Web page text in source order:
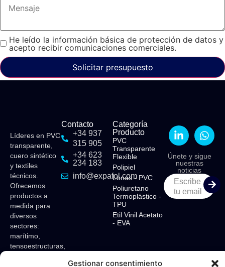
Gestionar consentimiento
He leído la información básica de protección de datos y
acepto recibir comunicaciones comerciales.
Solicitar presupuesto
Líderes en PVC
transparente,
cuero sintético
y textiles
técnicos.
Ofrecemos
productos a
medida para
diversos
sectores:
marítimo,
tensoestructuras,
Contacto
+34 937
315 905
+34 623
234 183
info@expafol.com
Categoría
Producto
PVC
Transparente
Flexible​
Polipiel​
Lonas - PVC​
Poliuretano
Termoplástico -
TPU​
Etil Vinil Acetato
- EVA​
Únete y sigue
nuestras
noticias
Escribe
tu email